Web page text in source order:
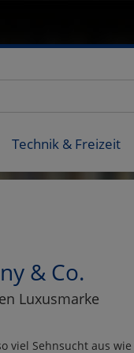
Technik & Freizeit
& Co.
Luxusmarke
viel Sehnsucht aus